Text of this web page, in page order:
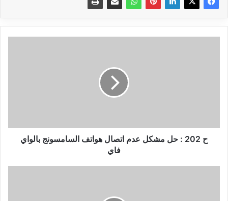
السامسونج
بالواي
ح 202 : حل مشكل عدم اتصال هواتف السامسونج بالواي
فاي